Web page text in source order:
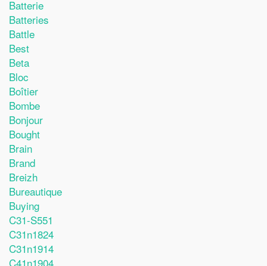
Batterie
Batteries
Battle
Best
Beta
Bloc
Boîtier
Bombe
Bonjour
Bought
Brain
Brand
Breizh
Bureautique
Buying
C31-S551
C31n1824
C31n1914
C41n1904